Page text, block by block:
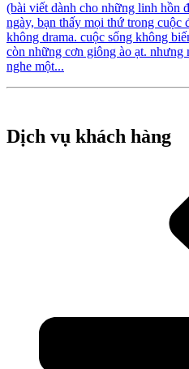
(bài viết dành cho những linh hồn
ngày, bạn thấy mọi thứ trong cuộc
không drama. cuộc sống không
còn những cơn giông ào ạt. nhưng
nghe một...
Dịch vụ khách hàng